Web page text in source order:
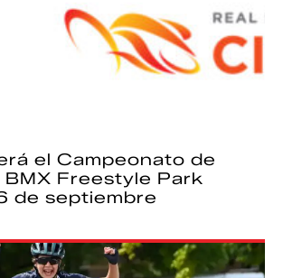
el Campeonato de
BMX Freestyle Park
de septiembre